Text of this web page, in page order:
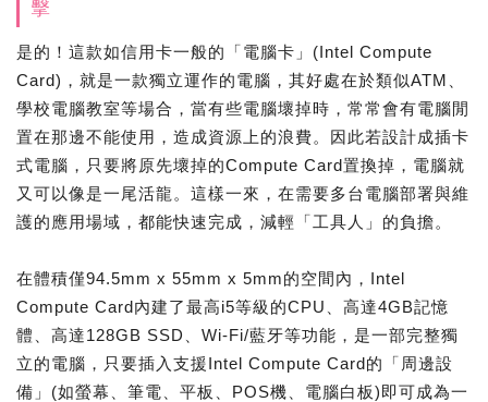
擊
是的！這款如信用卡一般的「電腦卡」(Intel Compute
Card)，就是一款獨立運作的電腦，其好處在於類似ATM、
學校電腦教室等場合，當有些電腦壞掉時，常常會有電腦閒
置在那邊不能使用，造成資源上的浪費。因此若設計成插卡
式電腦，只要將原先壞掉的Compute Card置換掉，電腦就
又可以像是一尾活龍。這樣一來，在需要多台電腦部署與維
護的應用場域，都能快速完成，減輕「工具人」的負擔。
在體積僅94.5mm x 55mm x 5mm的空間內，Intel
Compute Card內建了最高i5等級的CPU、高達4GB記憶
體、高達128GB SSD、Wi-Fi/藍牙等功能，是一部完整獨
立的電腦，只要插入支援Intel Compute Card的「周邊設
備」(如螢幕、筆電、平板、POS機、電腦白板)即可成為一